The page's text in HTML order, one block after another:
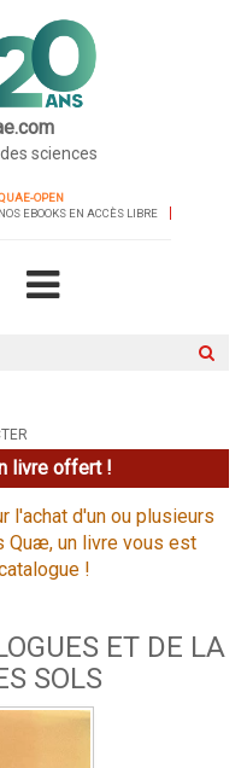
sciences
OPEN
NOS EBOOKS EN ACCÈS LIBRE
livre offert !
l'achat d'un ou plusieurs
Quæ, un livre vous est
!
ET DE LA
SOLS